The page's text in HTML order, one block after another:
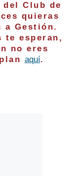
Club de
quieras
Gestión.
te esperan,
no eres
aquí.